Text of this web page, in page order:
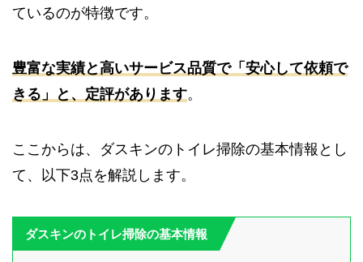
ているのが特徴です。
豊富な実績と高いサービス品質で「安心して依頼で
きる」と、定評があります。
ここからは、ダスキンのトイレ掃除の基本情報とし
て、以下3点を解説します。
ダスキンのトイレ掃除の基本情報